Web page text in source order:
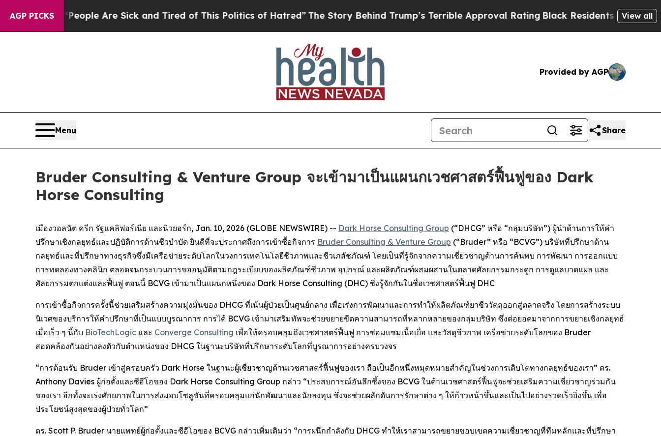
AGP PICKS
Win: “People Are Sick and Tired of This Politics of Hatred”The Story Behind Trump’s Terrible Approval Rating Black Residents Warned ofView all
Provided by AGP
Menu Share
Bruder Consulting & Venture Group จะเข้ามาเป็นแผนกเวชศาสตร์ฟื้นฟูของ Dark
Horse Consulting
เมืองวอลนัต ครีก รัฐแคลิฟอร์เนีย และนิวยอร์ก, Jan. 10, 2026 (GLOBE NEWSWIRE) -- Dark Horse Consulting Group (“DHCG” หรือ “กลุ่มบริษัท”) ผู้นำด้านการให้คำ
ปรึกษาเชิงกลยุทธ์และปฏิบัติการด้านชีวบำบัด ยินดีที่จะประกาศถึงการเข้าซื้อกิจการ Bruder Consulting & Venture Group (“Bruder” หรือ “BCVG”) บริษัทที่ปรึกษาด้าน
กลยุทธ์และที่ปรึกษาทางธุรกิจซึ่งมีเครือข่ายระดับโลกในวงการเทคโนโลยีชีวภาพและชีวเภสัชภัณฑ์ โดยเป็นที่รู้จักจากความเชี่ยวชาญด้านการค้นพบ การพัฒนา การออกแบบ
การทดลองทางคลินิก ตลอดจนกระบวนการขออนุมัติตามกฎระเบียบของผลิตภัณฑ์ชีวภาพ อุปกรณ์ และผลิตภัณฑ์ผสมผสานในตลาดศัลยกรรมกระดูก การดูแลบาดแผล และ
ศัลยกรรมตกแต่งและฟื้นฟู ตอนนี้ BCVG เข้ามาเป็นแผนกหนึ่งของ Dark Horse Consulting (DHC) ซึ่งรู้จักกันในชื่อเวชศาสตร์ฟื้นฟู DHC
การเข้าซื้อกิจการครั้งนี้ช่วยเสริมสร้างความมุ่งมั่นของ DHCG ที่เน้นผู้ป่วยเป็นศูนย์กลาง เพื่อเร่งการพัฒนาและการทำให้ผลิตภัณฑ์ยาชีววัตถุออกสู่ตลาดจริง โดยการสร้างระบบ
นิเวศของบริการให้คำปรึกษาที่เป็นแบบบูรณาการ การได้ BCVG เข้ามาเสริมทัพจะช่วยขยายขีดความสามารถที่หลากหลายของกลุ่มบริษัท ซึ่งต่อยอดมาจากการขยายเชิงกลยุทธ์
เมื่อเร็ว ๆ นี้กับ BioTechLogic และ Converge Consulting เพื่อให้ครอบคลุมถึงเวชศาสตร์ฟื้นฟู การซ่อมแซมเนื้อเยื่อ และวัสดุชีวภาพ เครือข่ายระดับโลกของ Bruder
สอดคล้องกันอย่างลงตัวกับตำแหน่งของ DHCG ในฐานะบริษัทที่ปรึกษาระดับโลกที่บูรณาการอย่างครบวงจร
“การต้อนรับ Bruder เข้าสู่ครอบครัว Dark Horse ในฐานะผู้เชี่ยวชาญด้านเวชศาสตร์ฟื้นฟูของเรา ถือเป็นอีกหนึ่งหมุดหมายสำคัญในช่วงการเติบโตทางกลยุทธ์ของเรา” ดร.
Anthony Davies ผู้ก่อตั้งและซีอีโอของ Dark Horse Consulting Group กล่าว “ประสบการณ์อันลึกซึ้งของ BCVG ในด้านเวชศาสตร์ฟื้นฟูจะช่วยเสริมความเชี่ยวชาญร่วมกัน
ของเรา อีกทั้งจะเร่งศักยภาพในการส่งมอบโซลูชันที่ครอบคลุมแก่นักพัฒนาและนักลงทุน ซึ่งจะช่วยผลักดันการรักษาต่าง ๆ ให้ก้าวหน้าขึ้นและเป็นไปอย่างรวดเร็วยิ่งขึ้น เพื่อ
ประโยชน์สูงสุดของผู้ป่วยทั่วโลก”
ดร. Scott P. Bruder นายแพทย์ผู้ก่อตั้งและซีอีโอของ BCVG กล่าวเพิ่มเติมว่า “การผนึกกำลังกับ DHCG ทำให้เราสามารถขยายขอบเขตความเชี่ยวชาญที่ทีมหลักและที่ปรึกษา